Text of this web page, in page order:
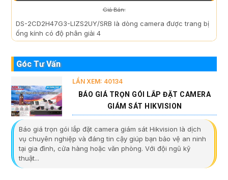
Giá Bán:
DS-2CD2H47G3-LIZS2UY/SRB là dòng camera được trang bị
ống kính có độ phân giải 4
Góc Tư Vấn
LẦN XEM: 40134
BÁO GIÁ TRỌN GÓI LẮP ĐẶT CAMERA
GIÁM SÁT HIKVISION
Báo giá trọn gói lắp đặt camera giám sát Hikvision là dịch
vụ chuyên nghiệp và đáng tin cậy giúp bạn bảo vệ an ninh
tại gia đình, cửa hàng hoặc văn phòng. Với đội ngũ kỹ
thuật...